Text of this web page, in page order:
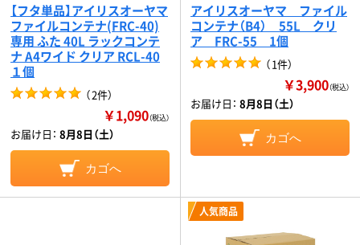
【フタ単品】アイリスオーヤマ
ファイルコンテナ(FRC-40)
専用 ふた 40L ラックコンテ
ナ A4ワイド クリア RCL-40
１個
（2件）
￥1,090（税込）
お届け日： 8月8日（土）
カゴへ
アイリスオーヤマ ファイル
コンテナ（B4） 55L クリ
ア FRC-55 1個
（1件）
￥3,900（税込）
お届け日： 8月8日（土）
カゴへ
人気商品